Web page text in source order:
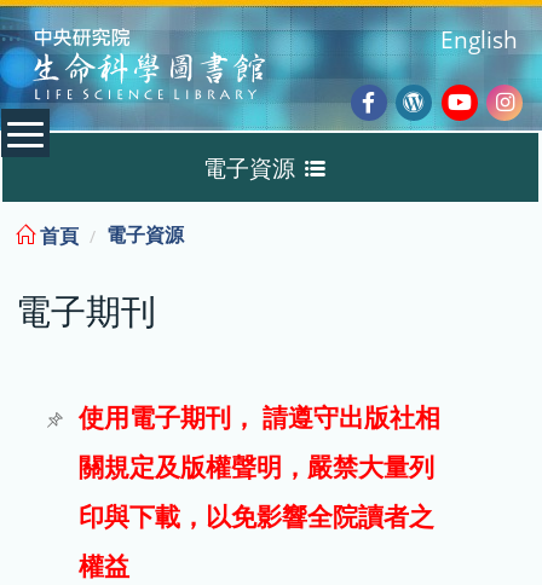
:::
Facebook
Wordpress
English
電子資源
電子期刊
試用
首頁 電子資源
電子期刊
使用電子期刊， 請遵守出版社相
關規定及版權聲明，嚴禁大量列
印與下載，以免影響全院讀者之
權益